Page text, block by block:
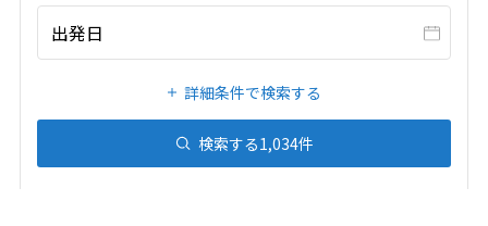
出発日
2 2月未定
1 2 3 4 5
6
9 10 11
詳細条件で検索する
検索する1,034件